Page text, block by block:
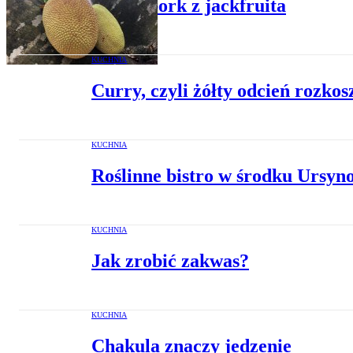
Pulled pork z jackfruita
KUCHNIA
Curry, czyli żółty odcień
KUCHNIA
Roślinne bistro w środku
KUCHNIA
Jak zrobić zakwas?
KUCHNIA
Chakula znaczy jedzenie